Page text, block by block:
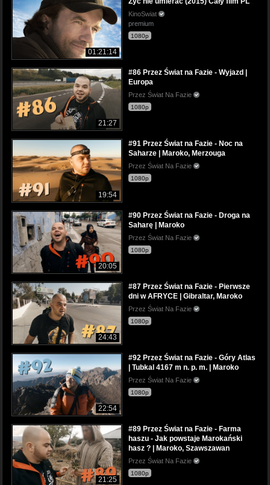
01:21:14
KinoSwiat
premium
1080p
21:27
#86 Przez Świat na Fazie - Wyjazd |
Europa
Przez Świat Na Fazie
1080p
19:54
#91 Przez Świat na Fazie - Noc na
Saharze | Maroko, Merzouga
Przez Świat Na Fazie
1080p
20:05
#90 Przez Świat na Fazie - Droga na
Saharę | Maroko
Przez Świat Na Fazie
1080p
24:43
#87 Przez Świat na Fazie - Pierwsze
dni w AFRYCE | Gibraltar, Maroko
Przez Świat Na Fazie
1080p
22:54
#92 Przez Świat na Fazie - Góry Atlas
| Tubkal 4167 m n. p. m. | Maroko
Przez Świat Na Fazie
1080p
21:25
#89 Przez Świat na Fazie - Farma
haszu - Jak powstaje Marokański
hasz ? | Maroko, Szawszawan
Przez Świat Na Fazie
1080p